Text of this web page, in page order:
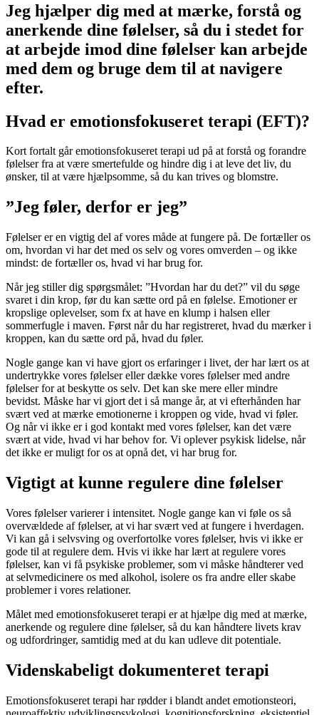
Jeg hjælper dig med at mærke, forstå og
anerkende dine følelser, så du i stedet for
at arbejde imod dine følelser kan arbejde
med dem og bruge dem til at navigere
efter.
Hvad er emotionsfokuseret terapi (EFT)?
Kort fortalt går emotionsfokuseret terapi ud på at forstå og forandre
følelser fra at være smertefulde og hindre dig i at leve det liv, du
ønsker, til at være hjælpsomme, så du kan trives og blomstre.
”Jeg føler, derfor er jeg”
Følelser er en vigtig del af vores måde at fungere på. De fortæller os
om, hvordan vi har det med os selv og vores omverden – og ikke
mindst: de fortæller os, hvad vi har brug for.
Når jeg stiller dig spørgsmålet: ”Hvordan har du det?” vil du søge
svaret i din krop, før du kan sætte ord på en følelse. Emotioner er
kropslige oplevelser, som fx at have en klump i halsen eller
sommerfugle i maven. Først når du har registreret, hvad du mærker i
kroppen, kan du sætte ord på, hvad du føler.
Nogle gange kan vi have gjort os erfaringer i livet, der har lært os at
undertrykke vores følelser eller dække vores følelser med andre
følelser for at beskytte os selv. Det kan ske mere eller mindre
bevidst. Måske har vi gjort det i så mange år, at vi efterhånden har
svært ved at mærke emotionerne i kroppen og vide, hvad vi føler.
Og når vi ikke er i god kontakt med vores følelser, kan det være
svært at vide, hvad vi har behov for. Vi oplever psykisk lidelse, når
det ikke er muligt for os at opnå det, vi har brug for.
Vigtigt at kunne regulere dine følelser
Vores følelser varierer i intensitet. Nogle gange kan vi føle os så
overvældede af følelser, at vi har svært ved at fungere i hverdagen.
Vi kan gå i selvsving og overfortolke vores følelser, hvis vi ikke er
gode til at regulere dem. Hvis vi ikke har lært at regulere vores
følelser, kan vi få psykiske problemer, som vi måske håndterer ved
at selvmedicinere os med alkohol, isolere os fra andre eller skabe
problemer i vores relationer.
Målet med emotionsfokuseret terapi er at hjælpe dig med at mærke,
anerkende og regulere dine følelser, så du kan håndtere livets krav
og udfordringer, samtidig med at du kan udleve dit potentiale.
Videnskabeligt dokumenteret terapi
Emotionsfokuseret terapi har rødder i blandt andet emotionsteori,